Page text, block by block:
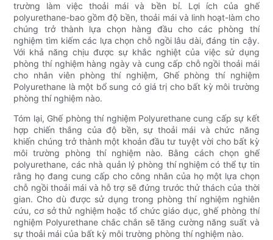
trường làm việc thoải mái và bền bỉ. Lợi ích của ghế
polyurethane-bao gồm độ bền, thoải mái và linh hoạt-làm cho
chúng trở thành lựa chọn hàng đầu cho các phòng thí
nghiệm tìm kiếm các lựa chọn chỗ ngồi lâu dài, đáng tin cậy.
Với khả năng chịu được sự khắc nghiệt của việc sử dụng
phòng thí nghiệm hàng ngày và cung cấp chỗ ngồi thoải mái
cho nhân viên phòng thí nghiệm, Ghế phòng thí nghiệm
Polyurethane là một bổ sung có giá trị cho bất kỳ môi trường
phòng thí nghiệm nào.
Tóm lại, Ghế phòng thí nghiệm Polyurethane cung cấp sự kết
hợp chiến thắng của độ bền, sự thoải mái và chức năng
khiến chúng trở thành một khoản đầu tư tuyệt vời cho bất kỳ
môi trường phòng thí nghiệm nào. Bằng cách chọn ghế
polyurethane, các nhà quản lý phòng thí nghiệm có thể tự tin
rằng họ đang cung cấp cho công nhân của họ một lựa chọn
chỗ ngồi thoải mái và hỗ trợ sẽ đứng trước thử thách của thời
gian. Cho dù được sử dụng trong phòng thí nghiệm nghiên
cứu, cơ sở thử nghiệm hoặc tổ chức giáo dục, ghế phòng thí
nghiệm Polyurethane chắc chắn sẽ tăng cường năng suất và
sự thoải mái của bất kỳ môi trường phòng thí nghiệm nào.